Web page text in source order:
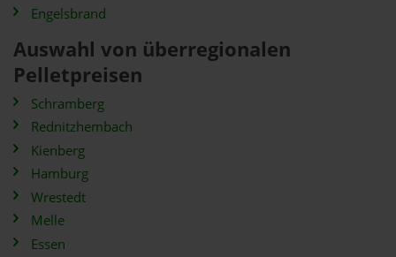
Engelsbrand
Auswahl von überregionalen
Pelletpreisen
Schramberg
Rednitzhembach
Kienberg
Hamburg
Wrestedt
Melle
Essen